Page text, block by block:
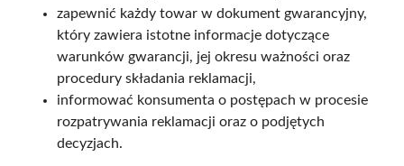
zapewnić każdy towar w dokument gwarancyjny,
który zawiera istotne informacje dotyczące
warunków gwarancji, jej okresu ważności oraz
procedury składania reklamacji,
informować konsumenta o postępach w procesie
rozpatrywania reklamacji oraz o podjętych
decyzjach.